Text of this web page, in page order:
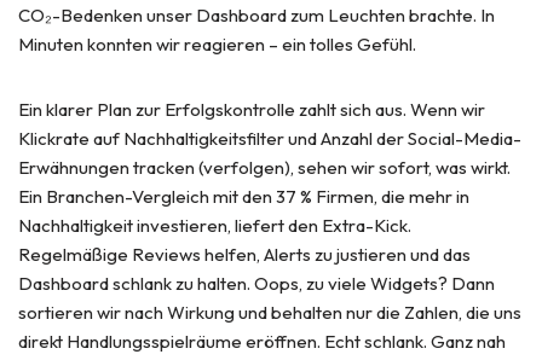
CO₂-Bedenken unser Dashboard zum Leuchten brachte. In
Minuten konnten wir reagieren – ein tolles Gefühl.
Ein klarer Plan zur Erfolgskontrolle zahlt sich aus. Wenn wir
Klickrate auf Nachhaltigkeitsfilter und Anzahl der Social-Media-
Erwähnungen tracken (verfolgen), sehen wir sofort, was wirkt.
Ein Branchen-Vergleich mit den 37 % Firmen, die mehr in
Nachhaltigkeit investieren, liefert den Extra-Kick.
Regelmäßige Reviews helfen, Alerts zu justieren und das
Dashboard schlank zu halten. Oops, zu viele Widgets? Dann
sortieren wir nach Wirkung und behalten nur die Zahlen, die uns
direkt Handlungsspielräume eröffnen. Echt schlank. Ganz nah